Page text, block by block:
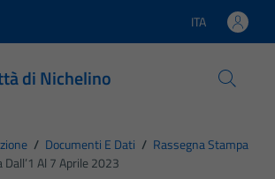
Lingua attiva:
ITA
di Nichelino
/ Documenti E Dati / Rassegna Stampa
Al 7 Aprile 2023